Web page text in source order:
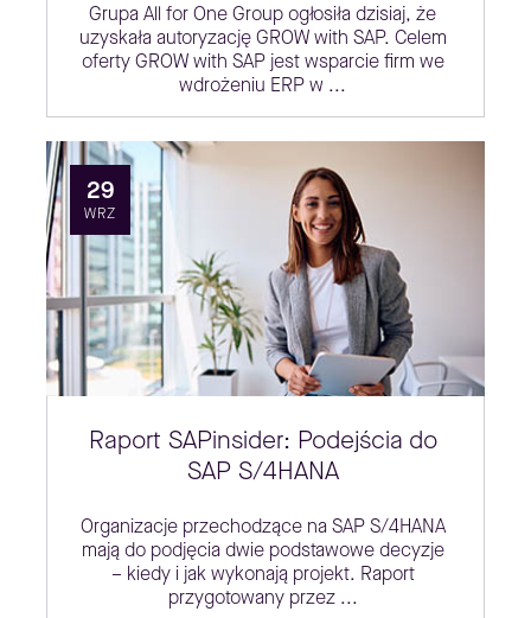
Grupa All for One Group ogłosiła dzisiaj, że
uzyskała autoryzację GROW with SAP. Celem
oferty GROW with SAP jest wsparcie firm we
wdrożeniu ERP w ...
29
WRZ
Raport SAPinsider: Podejścia do
SAP S/4HANA
Organizacje przechodzące na SAP S/4HANA
mają do podjęcia dwie podstawowe decyzje
– kiedy i jak wykonają projekt. Raport
przygotowany przez ...